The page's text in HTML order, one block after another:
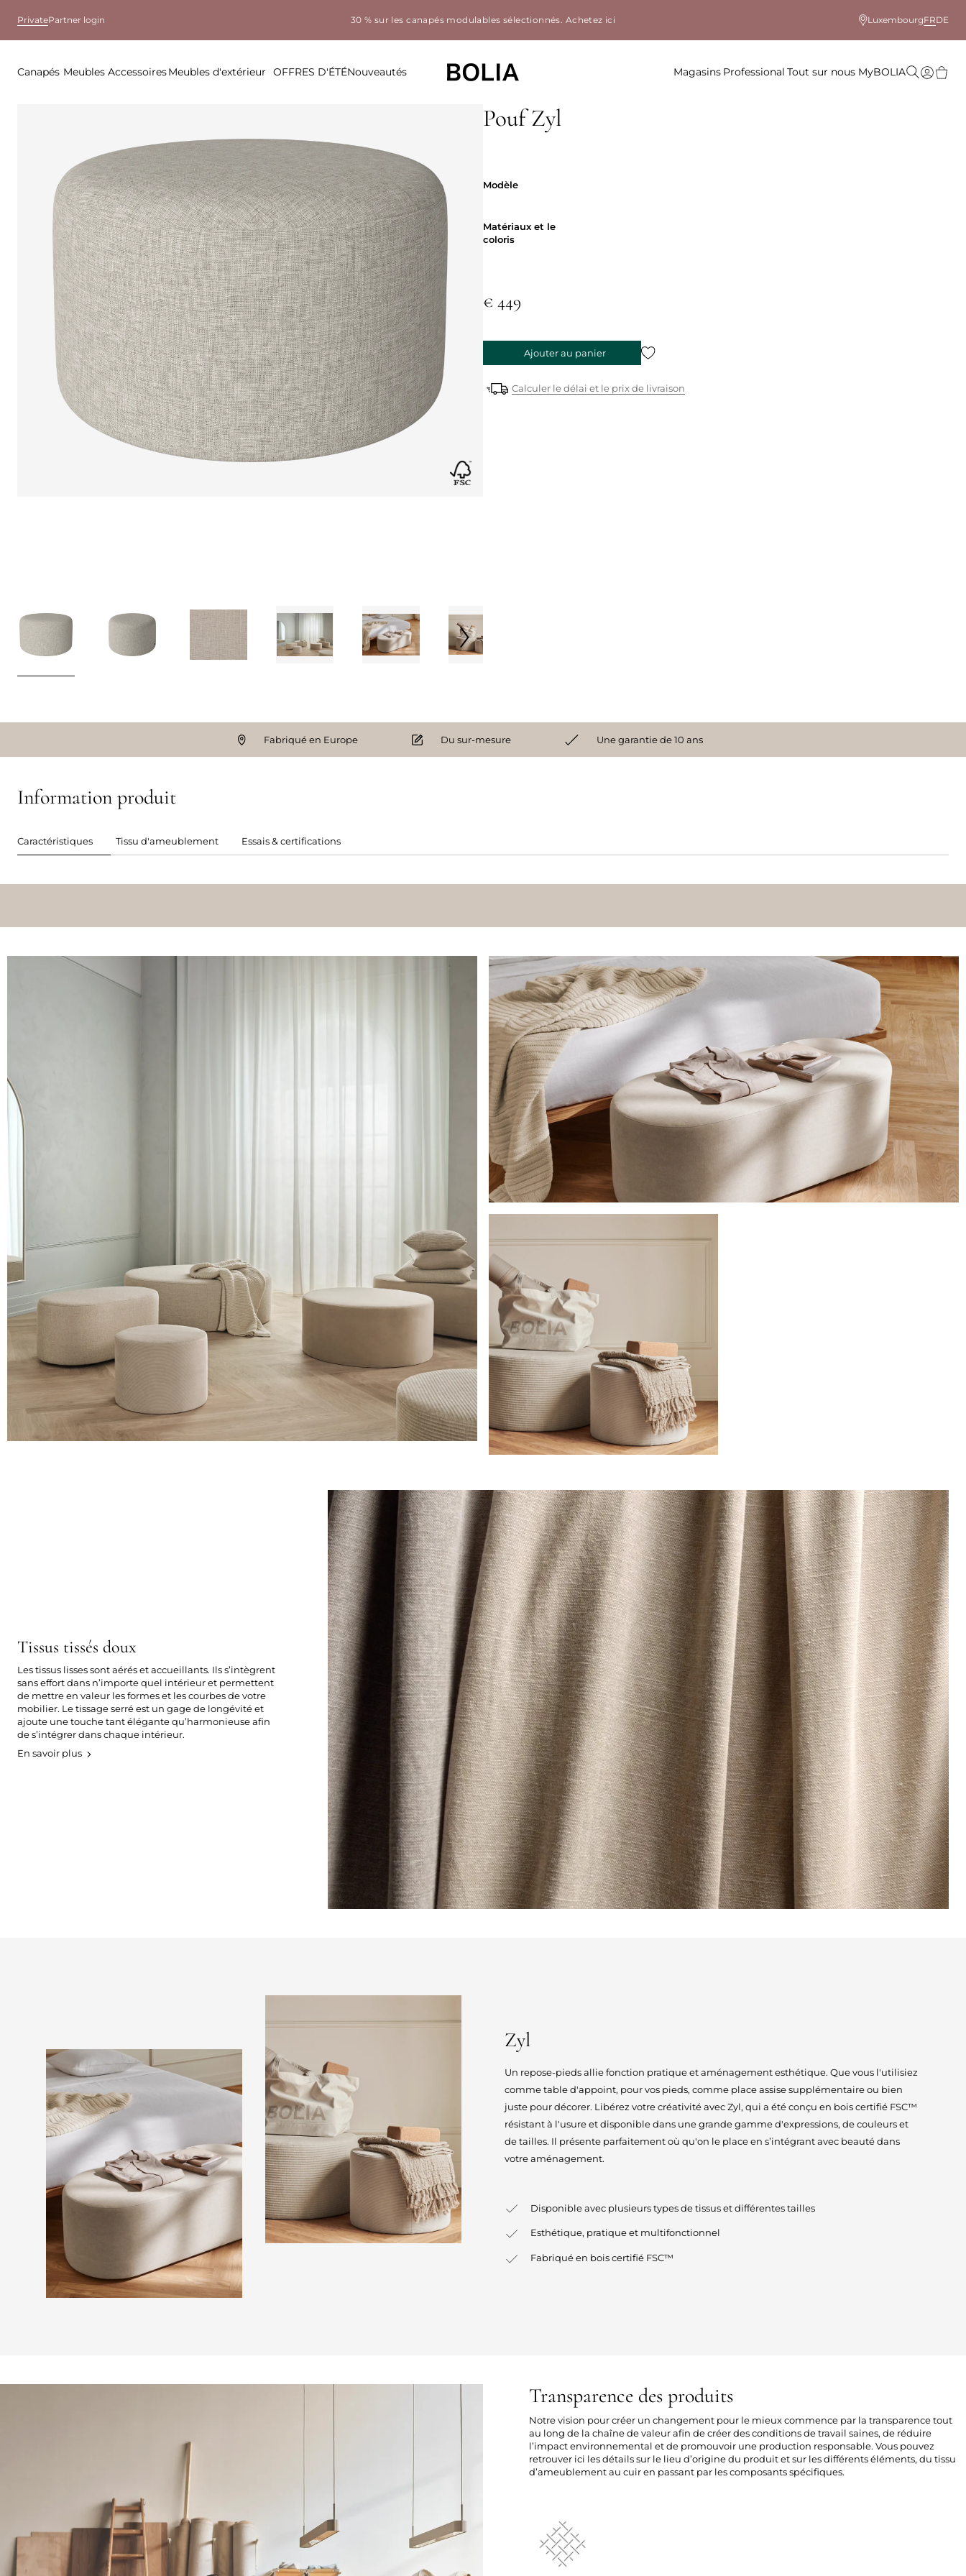
PrivatePartner login 30 % sur les canapés modulables sélectionnés. Achetez ici LuxembourgFRDE
Canapés Meubles AccessoiresMeubles d'extérieur OFFRES D'ÉTÉNouveautés Magasins Professional Tout sur nous MyBOLIA
Pouf Zyl
Modèle
Matériaux et le
coloris
€ 449
Ajouter au panier
Calculer le délai et le prix de livraison
Fabriqué en Europe Du sur-mesure Une garantie de 10 ans
Information produit
Caractéristiques Tissu d'ameublement Essais & certifications
Tissus tissés doux
Les tissus lisses sont aérés et accueillants. Ils s’intègrent
sans effort dans n’importe quel intérieur et permettent
de mettre en valeur les formes et les courbes de votre
mobilier. Le tissage serré est un gage de longévité et
ajoute une touche tant élégante qu’harmonieuse afin
de s’intégrer dans chaque intérieur.
En savoir plus
Zyl
Un repose-pieds allie fonction pratique et aménagement esthétique. Que vous l'utilisiez
comme table d'appoint, pour vos pieds, comme place assise supplémentaire ou bien
juste pour décorer. Libérez votre créativité avec Zyl, qui a été conçu en bois certifié FSC™
résistant à l'usure et disponible dans une grande gamme d'expressions, de couleurs et
de tailles. Il présente parfaitement où qu'on le place en s’intégrant avec beauté dans
votre aménagement.
Disponible avec plusieurs types de tissus et différentes tailles
Esthétique, pratique et multifonctionnel
Fabriqué en bois certifié FSC™
Transparence des produits
Notre vision pour créer un changement pour le mieux commence par la transparence tout
au long de la chaîne de valeur afin de créer des conditions de travail saines, de réduire
l’impact environnemental et de promouvoir une production responsable. Vous pouvez
retrouver ici les détails sur le lieu d’origine du produit et sur les différents éléments, du tissu
d’ameublement au cuir en passant par les composants spécifiques.